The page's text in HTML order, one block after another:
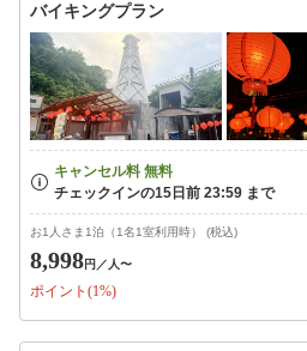
バイキングプラン
お1人さま1泊（1名1室利用時） (税込)
8,998円 ／人〜
ポイント(1%)